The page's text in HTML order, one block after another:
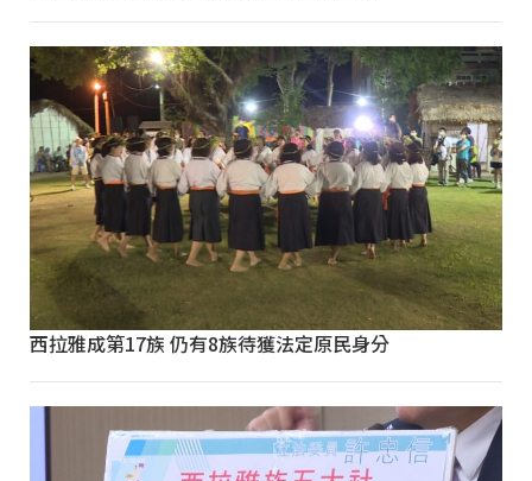
西拉雅成第17族 仍有8族待獲法定原民身分